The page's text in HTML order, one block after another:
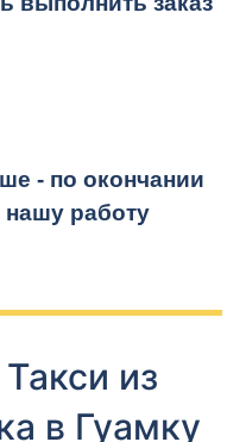
- по окончании
нашу работу
из
в Гуамку